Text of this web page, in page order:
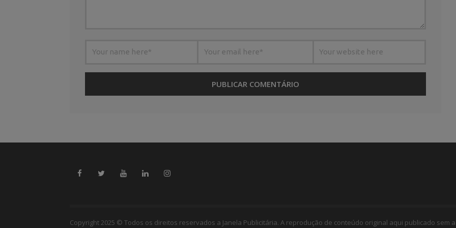
Copyright 2025 © Todos os direitos reservados a Janela Publicitária. A reprodução de conteúdo original aqui publicado